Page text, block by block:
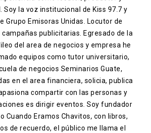
Soy la voz institucional de Kiss 97.7 y
Grupo Emisoras Unidas. Locutor de
publicitarias. Egresado de la
del area de negocios y empresa he
equipos como tutor universitario,
de negocios Seminarios Guate,
en el area financiera, solicia, publica
compartir con las personas y
es dirigir eventos. Soy fundador
Cuando Eramos Chavitos, con libros,
de recuerdo, el público me llama el